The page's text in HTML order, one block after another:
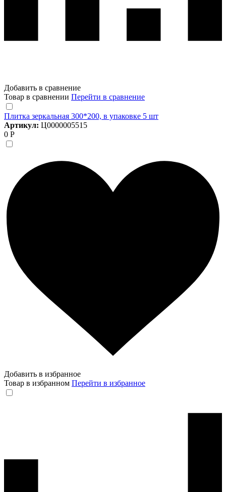
Добавить в сравнение
Товар в сравнении Перейти в сравнение
Плитка зеркальная 300*200, в упаковке 5 шт
Артикул: Ц0000005515
0 Р
Добавить в избранное
Товар в избранном Перейти в избранное